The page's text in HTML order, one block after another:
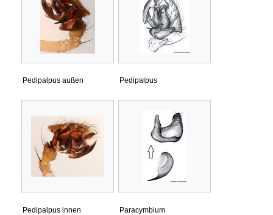
Pedipalpus außen Pedipalpus
Pedipalpus innen Paracymbium